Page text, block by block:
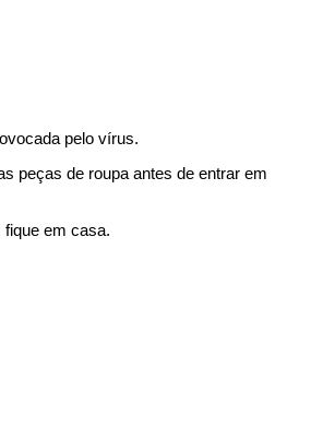
pelo vírus.
peças de roupa antes de entrar em
fique em casa.